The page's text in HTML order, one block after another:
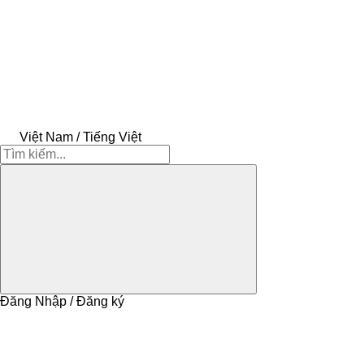
Việt Nam / Tiếng Việt
Đăng Nhập / Đăng ký